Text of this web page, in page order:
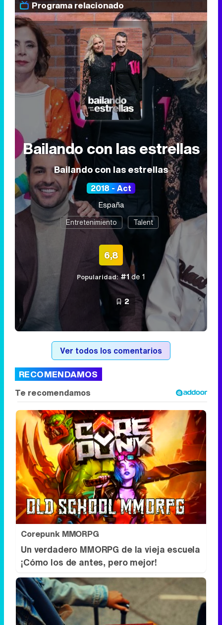
Programa relacionado
Bailando con las estrellas
Bailando con las estrellas
2018 - Act
España
Entretenimiento Talent
6,8
Popularidad: #1 de 1
2
Ver todos los comentarios
RECOMENDAMOS
Corepunk MMORPG
Un verdadero MMORPG de la vieja escuela
¡Cómo los de antes, pero mejor!